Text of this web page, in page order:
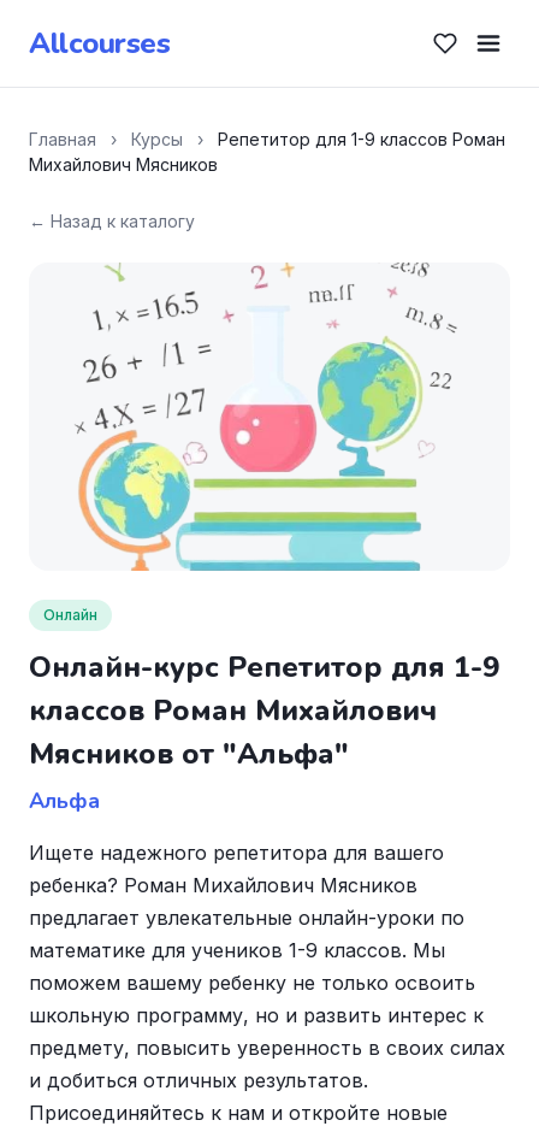
Allcourses
Главная › Курсы ›
Репетитор для 1-9 классов Роман
Михайлович Мясников
← Назад к каталогу
Онлайн
Онлайн-курс Репетитор для 1-9
классов Роман Михайлович
Мясников от "Альфа"
Альфа
Ищете надежного репетитора для вашего
ребенка? Роман Михайлович Мясников
предлагает увлекательные онлайн-уроки по
математике для учеников 1-9 классов. Мы
поможем вашему ребенку не только освоить
школьную программу, но и развить интерес к
предмету, повысить уверенность в своих силах
и добиться отличных результатов.
Присоединяйтесь к нам и откройте новые